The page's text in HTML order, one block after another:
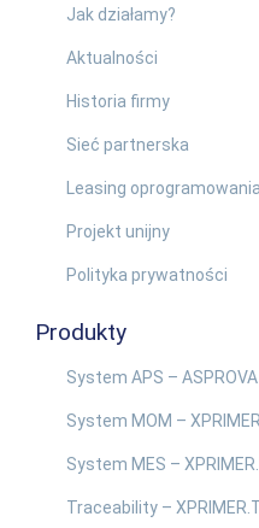
Jak działamy?
Aktualności
Historia firmy
Sieć partnerska
Leasing oprogramowania
Projekt unijny
Polityka prywatności
Produkty
System APS –
System MOM –
System MES –
Traceability –